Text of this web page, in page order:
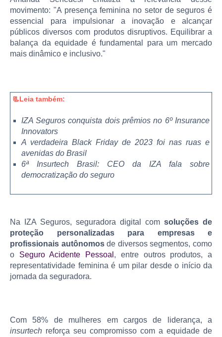
movimento: "A presença feminina no setor de seguros é
essencial para impulsionar a inovação e alcançar
públicos diversos com produtos disruptivos. Equilibrar a
balança da equidade é fundamental para um mercado
mais dinâmico e inclusivo."
📃Leia também:
IZA Seguros conquista dois prêmios no 6º Insurance
Innovators
A verdadeira Black Friday de 2023 foi nas ruas e
avenidas do Brasil
6ª Insurtech Brasil: CEO da IZA fala sobre
democratização do seguro
Na IZA Seguros, seguradora digital com soluções de
proteção personalizadas para empresas e
profissionais autônomosde diversos segmentos, como
o Seguro Acidente Pessoal , entre outros produtos, a
representatividade feminina é um pilar desde o início da
jornada da seguradora.
Com 58% de mulheres em cargos de liderança, a
insurtech reforça seu compromisso com a equidade de